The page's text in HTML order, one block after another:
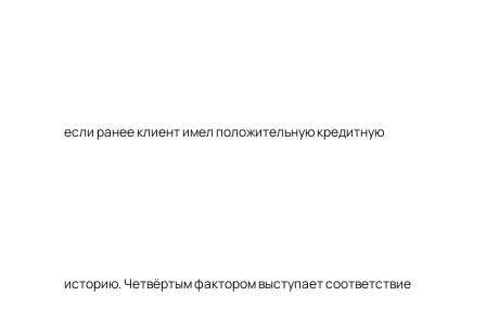
если ранее клиент имел положительную кредитную
историю. Четвёртым фактором выступает соответствие